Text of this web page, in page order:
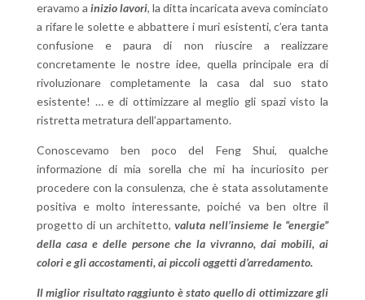
eravamo a inizio lavori, la ditta incaricata aveva cominciato
a rifare le solette e abbattere i muri esistenti, c’era tanta
confusione e paura di non riuscire a realizzare
concretamente le nostre idee, quella principale era di
rivoluzionare completamente la casa dal suo stato
esistente! … e di ottimizzare al meglio gli spazi visto la
ristretta metratura dell’appartamento.
Conoscevamo ben poco del Feng Shui, qualche
informazione di mia sorella che mi ha incuriosito per
procedere con la consulenza, che è stata assolutamente
positiva e molto interessante, poiché va ben oltre il
progetto di un architetto,valuta nell’insieme le “energie”
della casa e delle persone che la vivranno, dai mobili, ai
colori e gli accostamenti, ai piccoli oggetti d’arredamento.
Il miglior risultato raggiunto è stato quello di ottimizzare gli